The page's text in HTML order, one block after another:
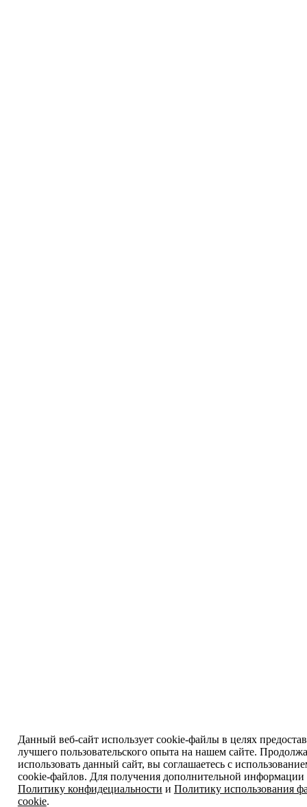
Данный веб-сайт использует cookie-файлы в целях
лучшего пользовательского опыта на нашем сайте.
использовать данный сайт, вы соглашаетесь с
cookie-файлов. Для получения дополнительной информации
Политику конфидециальности и Политику использования
cookie.